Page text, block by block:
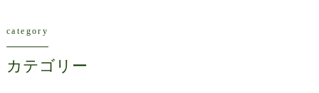
category
カテゴリー